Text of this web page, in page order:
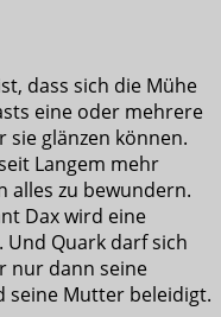
dass sich die Mühe
eine oder mehrere
sie glänzen können.
Langem mehr
alles zu bewundern.
Dax wird eine
Quark darf sich
nur dann seine
seine Mutter beleidigt.